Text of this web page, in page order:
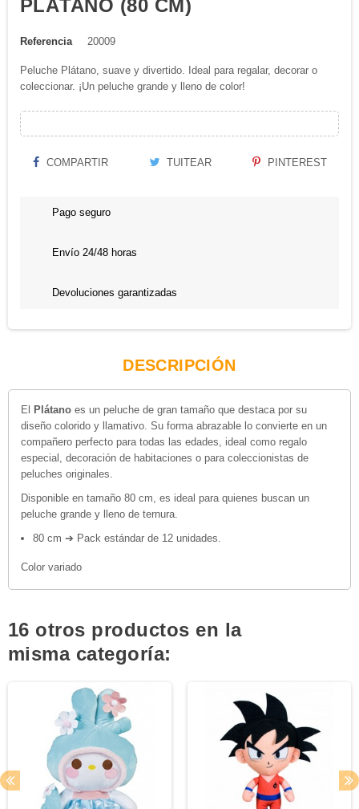
PLÁTANO (80 CM)
Referencia 20009
Peluche Plátano, suave y divertido. Ideal para regalar, decorar o
coleccionar. ¡Un peluche grande y lleno de color!
COMPARTIR TUITEAR PINTEREST
Pago seguro
Envío 24/48 horas
Devoluciones garantizadas
DESCRIPCIÓN
El Plátano es un peluche de gran tamaño que destaca por su
diseño colorido y llamativo. Su forma abrazable lo convierte en un
compañero perfecto para todas las edades, ideal como regalo
especial, decoración de habitaciones o para coleccionistas de
peluches originales.
Disponible en tamaño 80 cm, es ideal para quienes buscan un
peluche grande y lleno de ternura.
80 cm ➔ Pack estándar de 12 unidades.
Color variado
16 otros productos en la
misma categoría: